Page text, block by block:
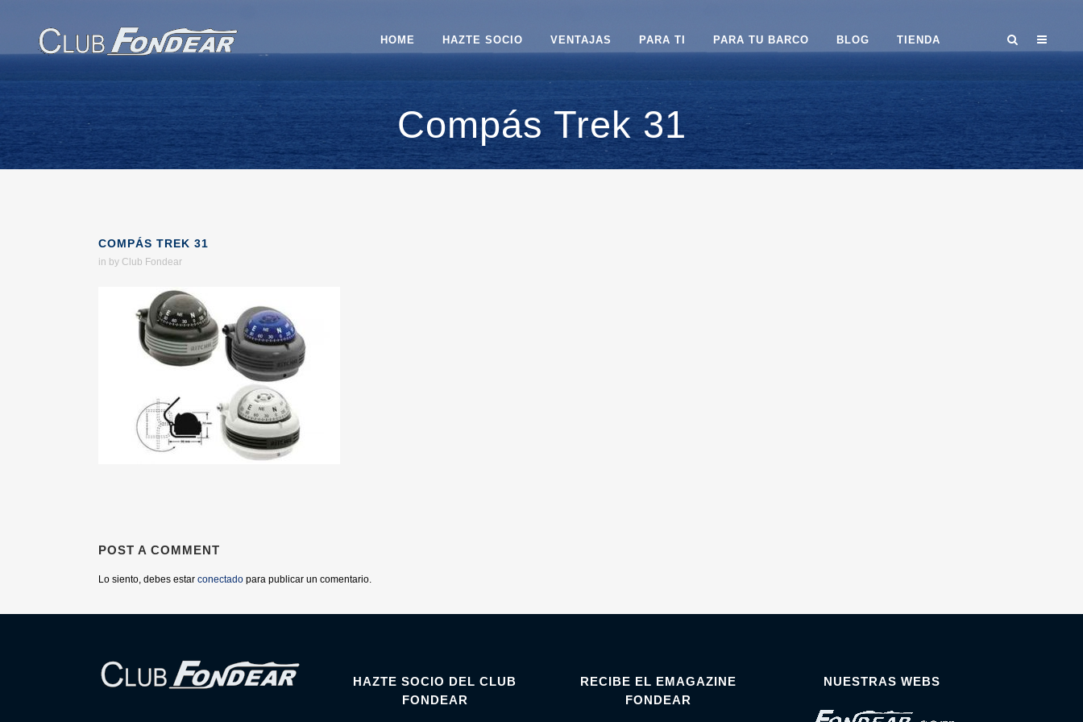
HOME HAZTE SOCIO VENTAJAS PARA TI PARA TU BARCO BLOG TIENDA
Compás Trek 31
COMPÁS TREK 31
in by Club Fondear
POST A COMMENT
Lo siento, debes estar conectado para publicar un comentario.
HAZTE SOCIO DEL CLUB
FONDEAR
RECIBE EL EMAGAZINE
FONDEAR
NUESTRAS WEBS